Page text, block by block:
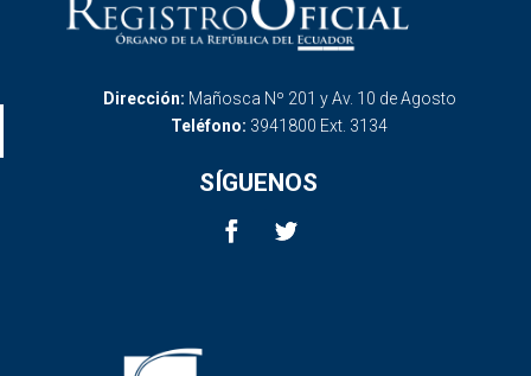
Dirección: Mañosca Nº 201 y Av. 10 de Agosto
Teléfono: 3941800 Ext. 3134
SÍGUENOS